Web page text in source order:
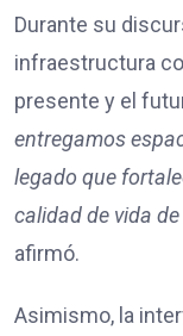
Durante su
infraestructura
presente y el
entregamos
legado que
calidad de vida
afirmó.
Asimismo, la